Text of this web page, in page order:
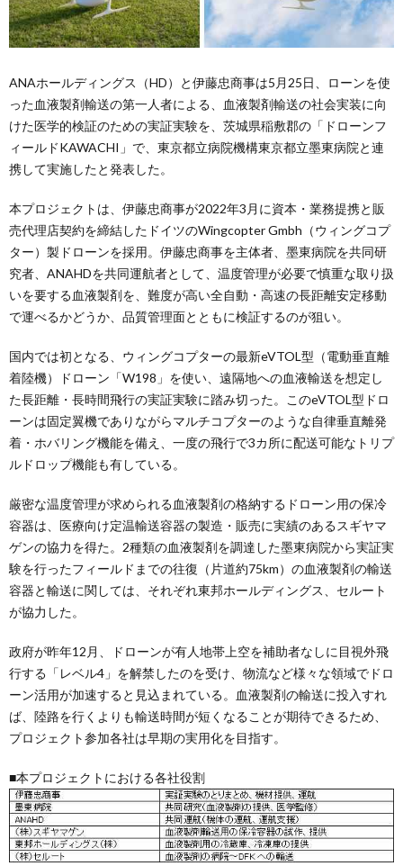
ANAホールディングス（HD）と伊藤忠商事は5月25日、ローンを使
った血液製剤輸送の第一人者による、血液製剤輸送の社会実装に向
けた医学的検証のための実証実験を、茨城県稲敷郡の「ドローンフ
ィールドKAWACHI」で、東京都立病院機構東京都立墨東病院と連
携して実施したと発表した。
本プロジェクトは、伊藤忠商事が2022年3月に資本・業務提携と販
売代理店契約を締結したドイツのWingcopter Gmbh（ウィングコプ
ター）製ドローンを採用。伊藤忠商事を主体者、墨東病院を共同研
究者、ANAHDを共同運航者として、温度管理が必要で慎重な取り扱
いを要する血液製剤を、難度が高い全自動・高速の長距離安定移動
で運べるかどうか、品質管理面とともに検証するのが狙い。
国内では初となる、ウィングコプターの最新eVTOL型（電動垂直離
着陸機）ドローン「W198」を使い、遠隔地への血液輸送を想定し
た長距離・長時間飛行の実証実験に踏み切った。このeVTOL型ドロ
ーンは固定翼機でありながらマルチコプターのような自律垂直離発
着・ホバリング機能を備え、一度の飛行で3カ所に配送可能なトリプ
ルドロップ機能も有している。
厳密な温度管理が求められる血液製剤の格納するドローン用の保冷
容器は、医療向け定温輸送容器の製造・販売に実績のあるスギヤマ
ゲンの協力を得た。2種類の血液製剤を調達した墨東病院から実証実
験を行ったフィールドまでの往復（片道約75km）の血液製剤の輸送
容器と輸送に関しては、それぞれ東邦ホールディングス、セルート
が協力した。
政府が昨年12月、ドローンが有人地帯上空を補助者なしに目視外飛
行する「レベル4」を解禁したのを受け、物流など様々な領域でドロ
ーン活用が加速すると見込まれている。血液製剤の輸送に投入すれ
ば、陸路を行くよりも輸送時間が短くなることが期待できるため、
プロジェクト参加各社は早期の実用化を目指す。
■本プロジェクトにおける各社役割